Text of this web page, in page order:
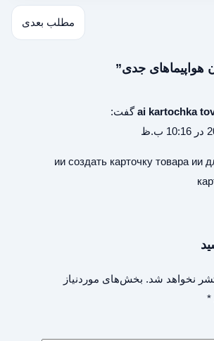
مطلب بعدی
هواپیماهای جدی”
ai kartochka گفت:
ии создать карточку товара ии
نخواهد شد. بخش‌های موردنیاز
*